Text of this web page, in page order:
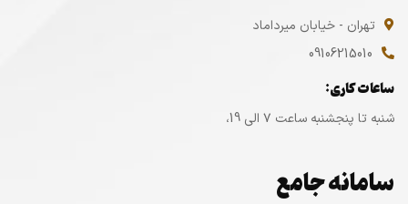
تهران - خیابان میرداماد
09106215010
ساعات کاری:
شنبه تا پنجشنبه ساعت ۷ الی 19،
سامانه جامع